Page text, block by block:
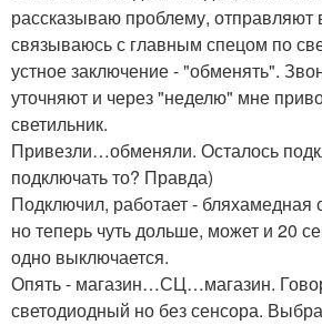
рассказываю проблему,
связываюсь с главным спецом по
устное заключение - "обменять".
уточняют и через "неделю" мне
светильник.
Привезли…обменяли. Осталось
подключать то? Правда)
Подключил, работает - бляхамедная
но теперь чуть дольше, может и 20
одно выключается.
Опять - магазин…СЦ…магазин.
светодиодный но без сенсора.